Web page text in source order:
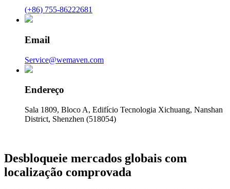
(+86) 755-86222681
Email
Service@wemaven.com
Endereço
Sala 1809, Bloco A, Edifício Tecnologia Xichuang, Nanshan
District, Shenzhen (518054)
Desbloqueie mercados globais com
localização comprovada